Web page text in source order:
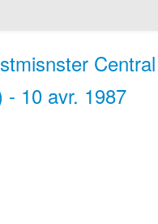
- 10 avr. 1987